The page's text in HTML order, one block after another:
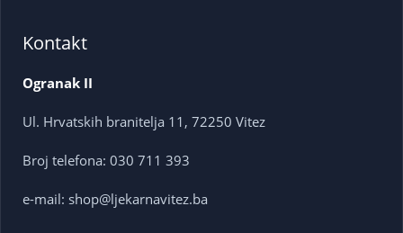
Kontakt
Ogranak II
Ul. Hrvatskih branitelja 11, 72250 Vitez
Broj telefona: 030 711 393
e-mail: shop@ljekarnavitez.ba